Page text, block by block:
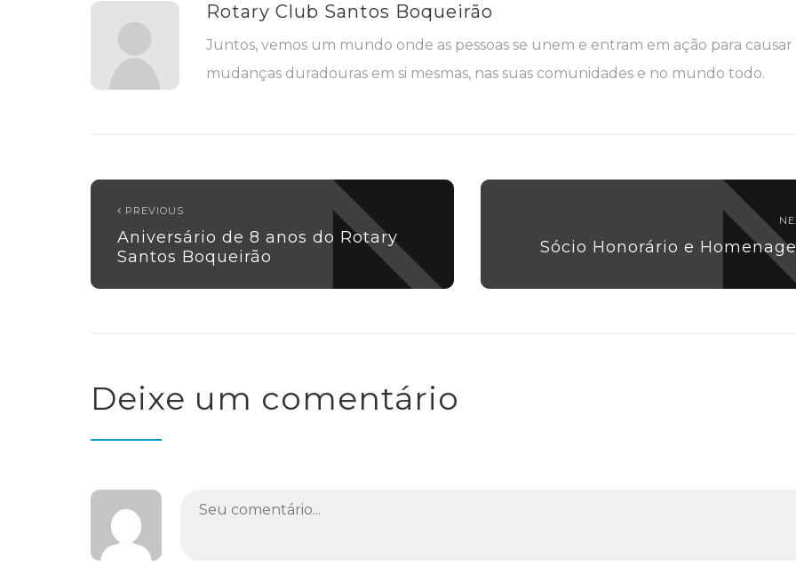
Rotary Club Santos Boqueirão
Juntos, vemos um mundo onde as pessoas se unem e entram em ação para causar
mudanças duradouras em si mesmas, nas suas comunidades e no mundo todo.
PREVIOUS
Aniversário de 8 anos do Rotary
Santos Boqueirão
Sócio Honorário e
Deixe um comentário